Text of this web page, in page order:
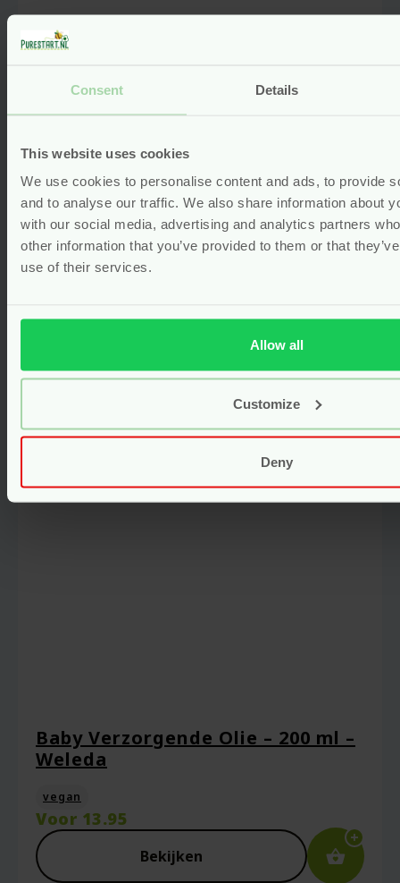
Consent Details
This website uses cookies
We use cookies to personalise content and ads, to provide
and to analyse our traffic. We also share information about
with our social media, advertising and analytics partners
other information that you’ve provided to them or that
use of their services.
Allow all
Customize
Deny
Mama Zwangerschapsolie – 100
ml – Weleda
Gewaardeerd5.00uit 5
Baby Verzorgende Olie – 200 ml –
Weleda
vegan
Voor 13.95
Bekijken